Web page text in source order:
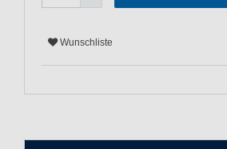
Wunschliste